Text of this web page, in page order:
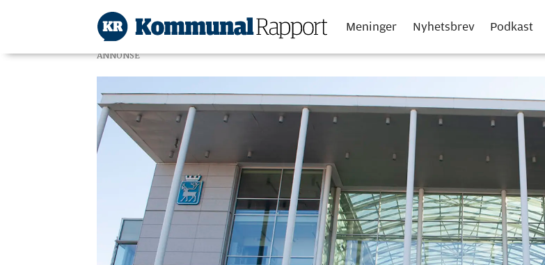
Meninger Nyhetsbrev Podkast
ANNONSE